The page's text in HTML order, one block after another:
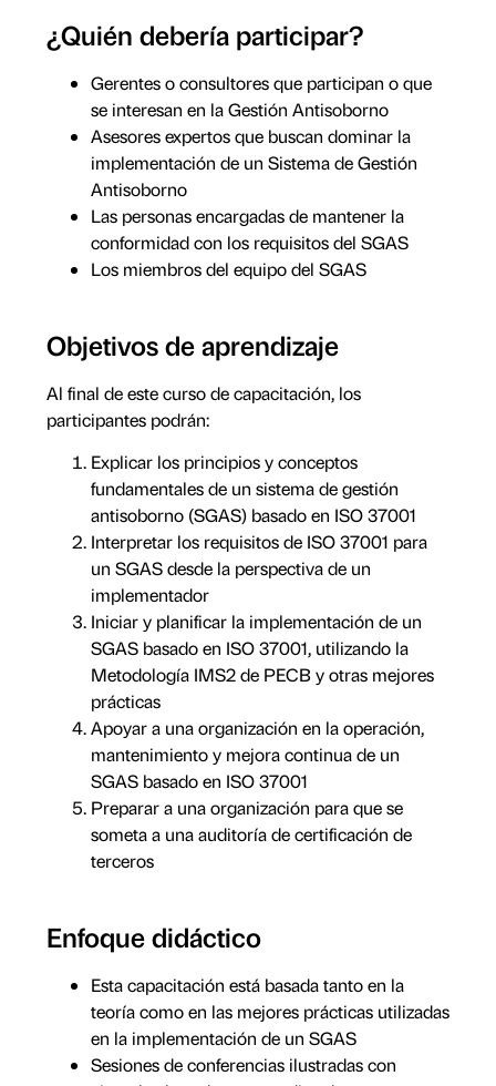
¿Quién debería participar?
Gerentes o consultores que participan o que
se interesan en la Gestión Antisoborno
Asesores expertos que buscan dominar la
implementación de un Sistema de Gestión
Antisoborno
Las personas encargadas de mantener la
conformidad con los requisitos del SGAS
Los miembros del equipo del SGAS
Objetivos de aprendizaje
Al final de este curso de capacitación, los
participantes podrán:
Explicar los principios y conceptos
fundamentales de un sistema de gestión
antisoborno (SGAS) basado en ISO 37001
Interpretar los requisitos de ISO 37001 para
un SGAS desde la perspectiva de un
implementador
Iniciar y planificar la implementación de un
SGAS basado en ISO 37001, utilizando la
Metodología IMS2 de PECB y otras mejores
prácticas
Apoyar a una organización en la operación,
mantenimiento y mejora continua de un
SGAS basado en ISO 37001
Preparar a una organización para que se
someta a una auditoría de certificación de
terceros
Enfoque didáctico
Esta capacitación está basada tanto en la
teoría como en las mejores prácticas utilizadas
en la implementación de un SGAS
Sesiones de conferencias ilustradas con